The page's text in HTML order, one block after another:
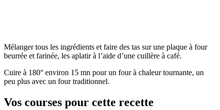
Mélanger tous les ingrédients et faire des tas sur une plaque à four
beurrée et farinée, les aplatir à l’aide d’une cuillère à café.
Cuire à 180° environ 15 mn pour un four à chaleur tournante, un
peu plus avec un four traditionnel.
Vos courses pour cette recette